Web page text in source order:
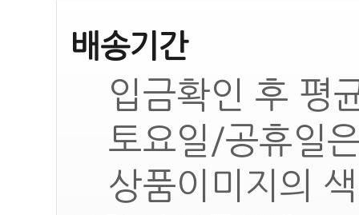
배송기간
입금확인 후 평
토요일/공휴일
상품이미지의